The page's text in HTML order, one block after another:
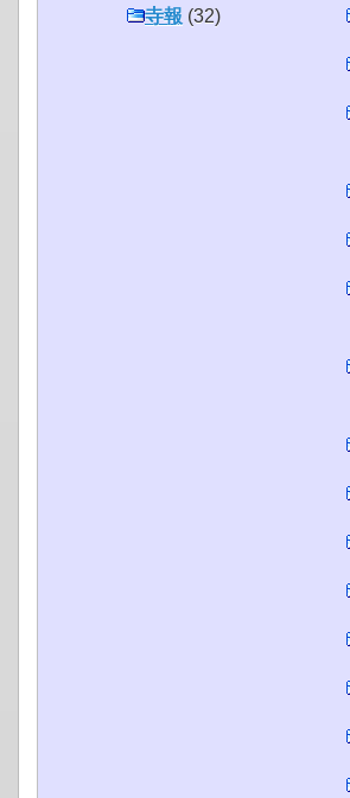
寺報 (32)